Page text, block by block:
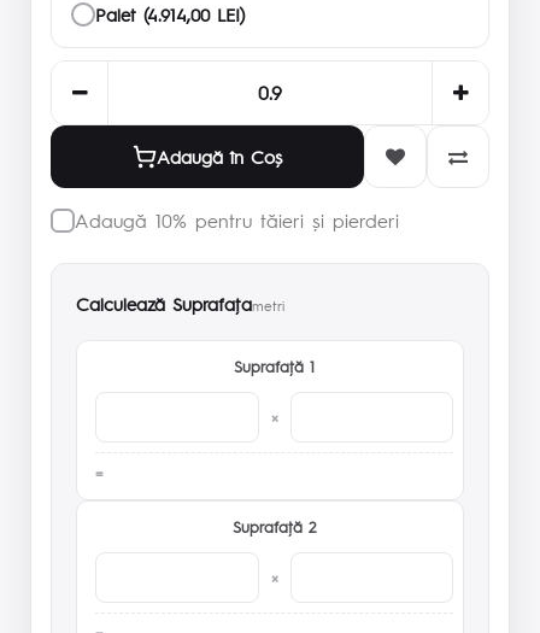
Palet (4.914,00 LEI)
Adaugă în Coş
Adaugă 10% pentru tăieri și pierderi
Calculează Suprafaţametri
Suprafaţă 1
×
Suprafaţă 2
×